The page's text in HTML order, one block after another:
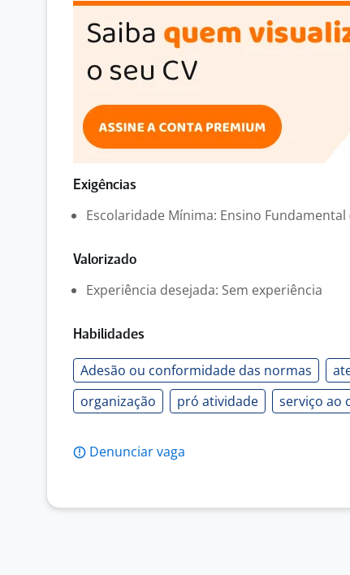
Exigências
Escolaridade Mínima: Ensino Fundamental
Valorizado
Experiência desejada: Sem experiência
Habilidades
Adesão ou conformidade das normas
organização
pró atividade serviço ao
Denunciar vaga